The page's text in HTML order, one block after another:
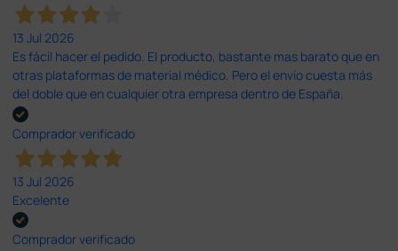
13 Jul 2026
Es fácil hacer el pedido. El producto, bastante mas barato que en
otras plataformas de material médico. Pero el envío cuesta más
del doble que en cualquier otra empresa dentro de España.
Comprador verificado
13 Jul 2026
Excelente
Comprador verificado